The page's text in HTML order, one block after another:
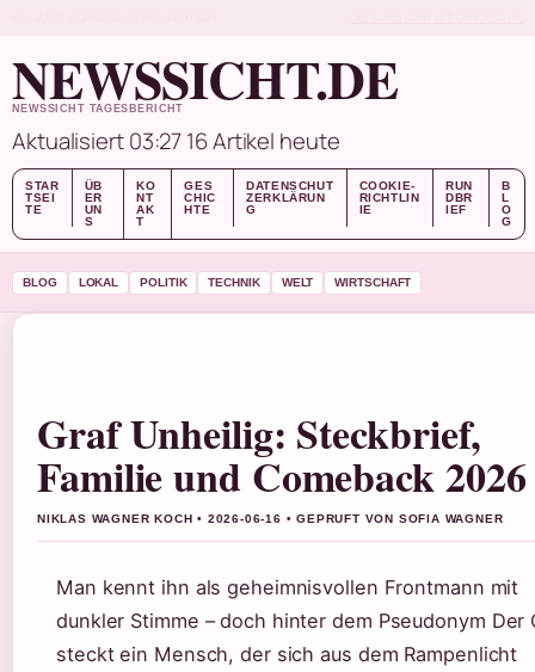
NEWSSICHT.DE
NEWSSICHT TAGESBERICHT
Aktualisiert 03:2716 Artikel heute
STAR
TSEI
TE
ÜB
ER
UN
S
KO
NT
AK
T
GES
CHIC
HTE
DATENSCHUT
ZERKLÄRUN
G
COOKIE-
RICHTLIN
IE
RUN
DBR
IEF
B
L
O
G
BLOG LOKAL POLITIK TECHNIK WELT WIRTSCHAFT
Graf Unheilig: Steckbrief,
Familie und Comeback 2026
NIKLAS WAGNER KOCH • 2026-06-16 • GEPRUFT VON SOFIA WAGNER
Man kennt ihn als geheimnisvollen Frontmann mit
dunkler Stimme – doch hinter dem Pseudonym Der
steckt ein Mensch, der sich aus dem Rampenlicht